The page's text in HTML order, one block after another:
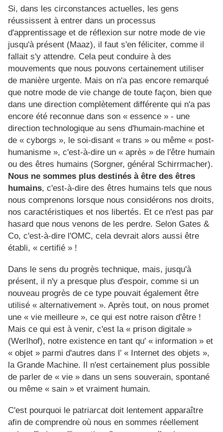
Si, dans les circonstances actuelles, les gens
réussissent à entrer dans un processus
d'apprentissage et de réflexion sur notre mode de vie
jusqu'à présent (Maaz), il faut s'en féliciter, comme il
fallait s'y attendre. Cela peut conduire à des
mouvements que nous pouvons certainement utiliser
de manière urgente. Mais on n'a pas encore remarqué
que notre mode de vie change de toute façon, bien que
dans une direction complètement différente qui n'a pas
encore été reconnue dans son « essence » - une
direction technologique au sens d'humain-machine et
de « cyborgs », le soi-disant « trans » ou même « post-
humanisme », c'est-à-dire un « après » de l'être humain
ou des êtres humains (Sorgner, général Schirrmacher).
Nous ne sommes plus destinés à être des êtres
humains, c'est-à-dire des êtres humains tels que nous
nous comprenons lorsque nous considérons nos droits,
nos caractéristiques et nos libertés. Et ce n'est pas par
hasard que nous venons de les perdre. Selon Gates &
Co, c'est-à-dire l'OMC, cela devrait alors aussi être
établi, « certifié » !
Dans le sens du progrès technique, mais, jusqu'à
présent, il n'y a presque plus d'espoir, comme si un
nouveau progrès de ce type pouvait également être
utilisé « alternativement ». Après tout, on nous promet
une « vie meilleure », ce qui est notre raison d'être !
Mais ce qui est à venir, c'est la « prison digitale »
(Werlhof), notre existence en tant qu' « information » et
« objet » parmi d'autres dans l' « Internet des objets »,
la Grande Machine. Il n'est certainement plus possible
de parler de « vie » dans un sens souverain, spontané
ou même « sain » et vraiment humain.
C'est pourquoi le patriarcat doit lentement apparaître
afin de comprendre où nous en sommes réellement